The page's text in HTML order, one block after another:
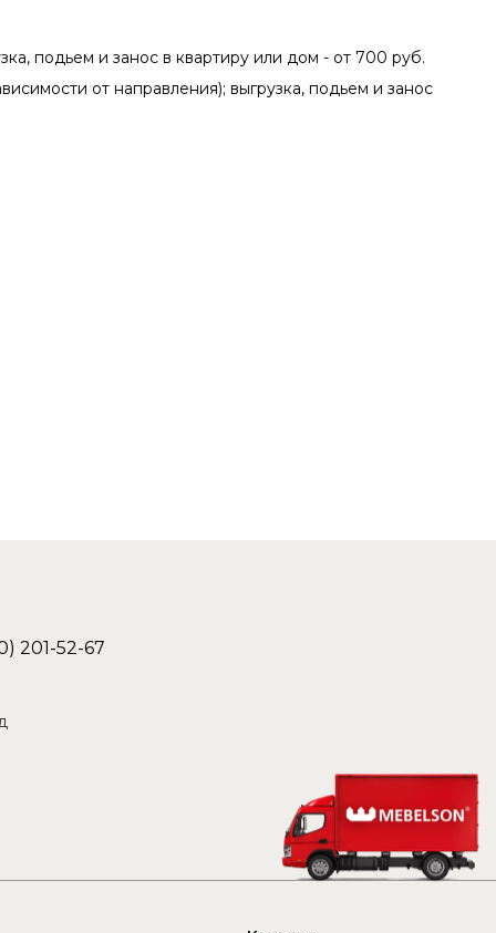
подьем и занос в квартиру или дом - от 700 руб.
от направления); выгрузка, подьем и занос
201-52-67